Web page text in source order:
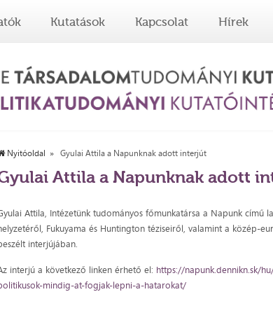
Kutatások Kapcsolat Hírek
Nyitóoldal Gyulai Attila a Napunknak adott interjút
Attila a Napunknak adott
Attila, Intézetünk tudományos főmunkatársa a Napunk című
Fukuyama és Huntington téziseiről, valamint a közép-
interjújában.
interjú a következő linken érhető el: https://napunk.dennikn.sk/
mindig-at-fogjak-lepni-a-hatarokat/